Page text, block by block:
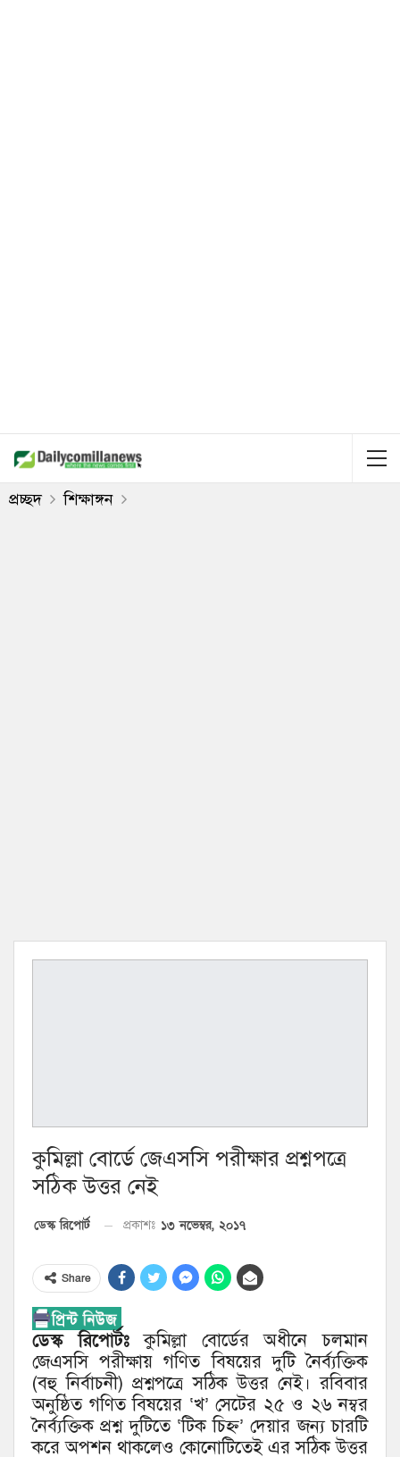
প্রচ্ছদ শিক্ষাঙ্গন
কুমিল্লা বোর্ডে জেএসসি পরীক্ষার প্রশ্নপত্রে
সঠিক উত্তর নেই
ডেস্ক রিপোর্ট প্রকাশঃ ১৩ নভেম্বর, ২০১৭
Share
ডেস্ক রিপোর্টঃকুমিল্লা বোর্ডের অধীনে চলমান
জেএসসি পরীক্ষায় গণিত বিষয়ের দুটি নৈর্ব্যক্তিক
(বহু নির্বাচনী) প্রশ্নপত্রে সঠিক উত্তর নেই। রবিবার
অনুষ্ঠিত গণিত বিষয়ের ‘খ’ সেটের ২৫ ও ২৬ নম্বর
নৈর্ব্যক্তিক প্রশ্ন দুটিতে ‘টিক চিহ্ন’ দেয়ার জন্য চারটি
করে অপশন থাকলেও কোনোটিতেই এর সঠিক উত্তর